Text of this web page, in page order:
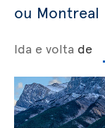
ou Montreal
Ida e volta de